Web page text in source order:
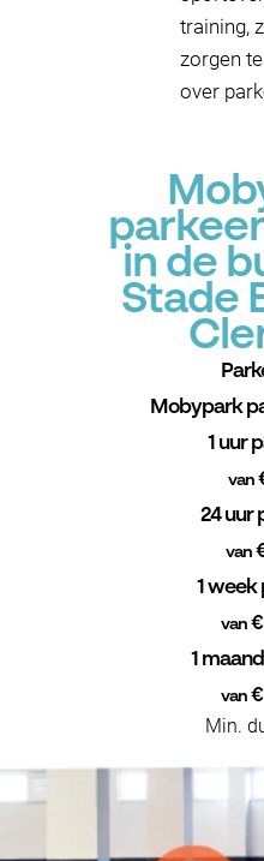
training,
zorgen
over
in de
Stade
Mobypark
1 uur
van
24 uur
van
1 week
van
1
van€
Min.